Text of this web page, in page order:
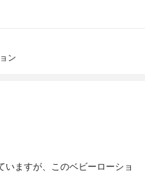
ン
ますが、このベビーローショ